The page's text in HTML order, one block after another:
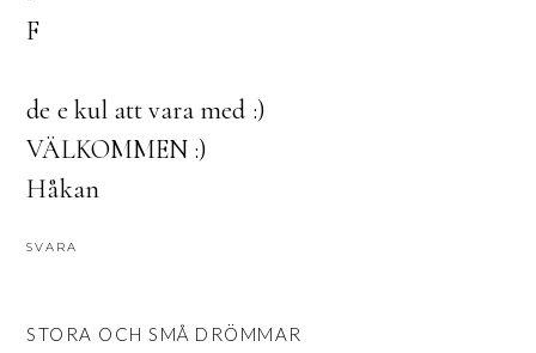
F
de e kul att vara med :)
VÄLKOMMEN :)
Håkan
SVARA
STORA OCH SMÅ DRÖMMAR